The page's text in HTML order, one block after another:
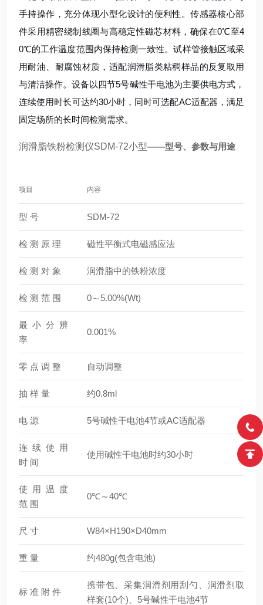
手持操作，充分体现小型化设计的便利性。传感器核心部
件采用精密绕制线圈与高稳定性磁芯材料，确保在0℃至4
0℃的工作温度范围内保持检测一致性。试样管接触区域采
用耐油、耐腐蚀材质，适配润滑脂类粘稠样品的反复取用
与清洁操作。设备以四节5号碱性干电池为主要供电方式，
连续使用时长可达约30小时，同时可选配AC适配器，满足
固定场所的长时间检测需求。
润滑脂铁粉检测仪SDM-72小型——型号、参数与用途
项目 内容
型 号 SDM-72
检 测 原 理 磁性平衡式电磁感应法
检 测 对 象 润滑脂中的铁粉浓度
检 测 范 围 0～5.00%(Wt)
最 小 分 辨
率
0.001%
零 点 调 整 自动调整
抽 样 量 约0.8ml
电 源 5号碱性干电池4节或AC适配器
连 续 使 用
时 间
使用碱性干电池时约30小时
使 用 温 度
范 围
0℃～40℃
尺 寸 W84×H190×D40mm
重 量 约480g(包含电池)
标 准 附 件
携带包、采集润滑剂用刮勺、润滑剂取
样套(10个)、5号碱性干电池4节